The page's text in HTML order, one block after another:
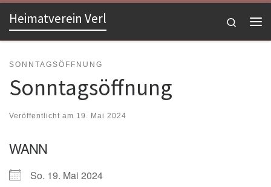
Zum Inhalt springen
Heimatverein Verl
Search
SONNTAGSÖFFNUNG
Sonntagsöffnung
Veröffentlicht am 19. Mai 2024
WANN
So. 19. Mai 2024